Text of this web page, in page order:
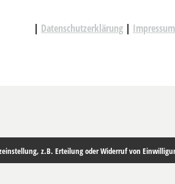
| Datenschutzerklärung | Impressum
z.B. Erteilung oder Widerruf von